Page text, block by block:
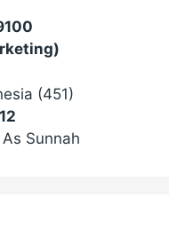
(451)
Sunnah